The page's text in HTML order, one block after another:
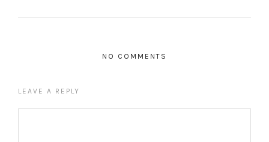
NO COMMENTS
LEAVE A REPLY